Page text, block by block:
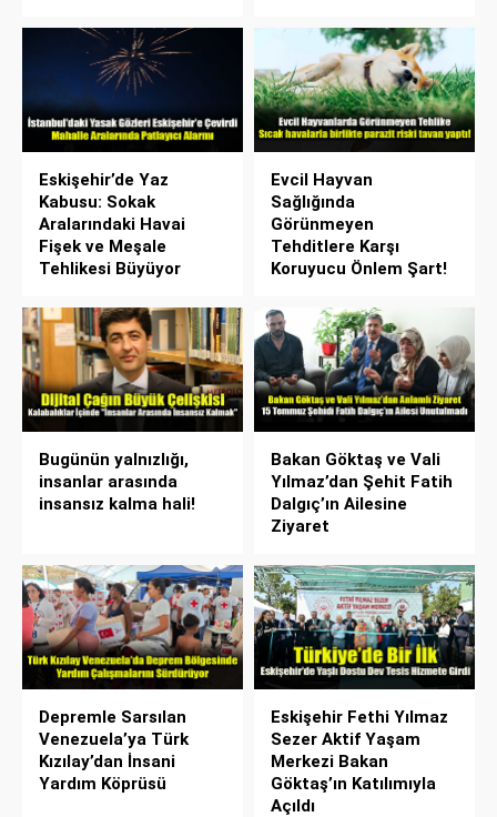
Eskişehir’de Yaz
Kabusu: Sokak
Aralarındaki Havai
Fişek ve Meşale
Tehlikesi Büyüyor
Evcil Hayvan
Sağlığında
Görünmeyen
Tehditlere Karşı
Koruyucu Önlem Şart!
Bugünün yalnızlığı,
insanlar arasında
insansız kalma hali!
Bakan Göktaş ve Vali
Yılmaz’dan Şehit Fatih
Dalgıç’ın Ailesine
Ziyaret
Depremle Sarsılan
Venezuela’ya Türk
Kızılay’dan İnsani
Yardım Köprüsü
Eskişehir Fethi Yılmaz
Sezer Aktif Yaşam
Merkezi Bakan
Göktaş’ın Katılımıyla
Açıldı